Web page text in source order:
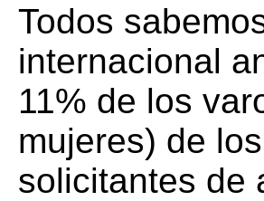
Todos
internacional
11% de los
mujeres) de
solicitantes de